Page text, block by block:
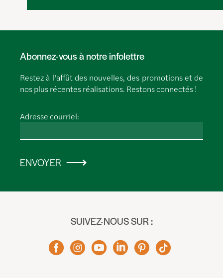
Abonnez-vous à notre infolettre
Restez à l’affût des nouvelles, des promotions et de
nos plus récentes réalisations. Restons connectés !
Adresse courriel:
ENVOYER
SUIVEZ-NOUS SUR :